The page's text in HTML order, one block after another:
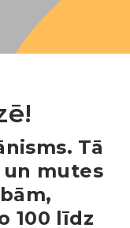
Tā
mutes
100 līdz